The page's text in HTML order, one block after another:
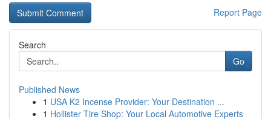
Report Page
Search
Go
Published News
1 USA K2 Incense Provider: Your Destination ...
1 Hollister Tire Shop: Your Local Automotive Experts